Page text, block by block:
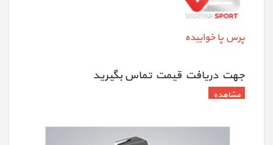
پرس پا خوابیده
جهت دريافت قيمت تماس بگيريد